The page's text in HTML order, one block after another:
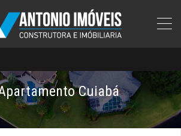
Cuiabá